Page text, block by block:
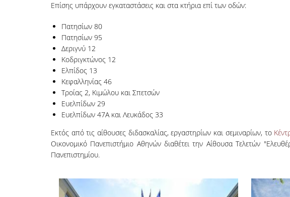
Επίσης υπάρχουν εγκαταστάσεις και στα κτήρια επί των οδών:
Πατησίων 80
Πατησίων 95
Δεριγνύ 12
Κοδριγκτώνος 12
Ελπίδος 13
Κεφαλληνίας 46
Τροίας 2, Κιμώλου και Σπετσών
Ευελπίδων 29
Ευελπίδων 47Α και Λευκάδος 33
Εκτός από τις αίθουσες διδασκαλίας, εργαστηρίων και σεμιναρίων, το
Οικονομικό Πανεπιστήμιο Αθηνών διαθέτει την Αίθουσα Τελετών
Πανεπιστημίου.